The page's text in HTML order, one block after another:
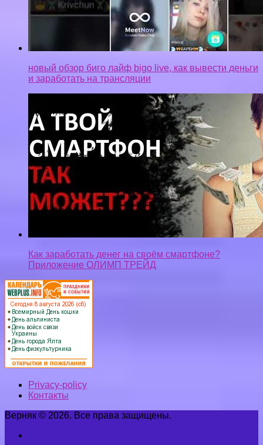
новый обзор биго лайф bigo live, как вывести деньги
и заработать на трансляции
Как заработать денег на своём смартфоне?
Приложение ОЛИМП ТРЕЙД
Privacy-policy
Контакты
Верняк © 2026. Все права защищены.